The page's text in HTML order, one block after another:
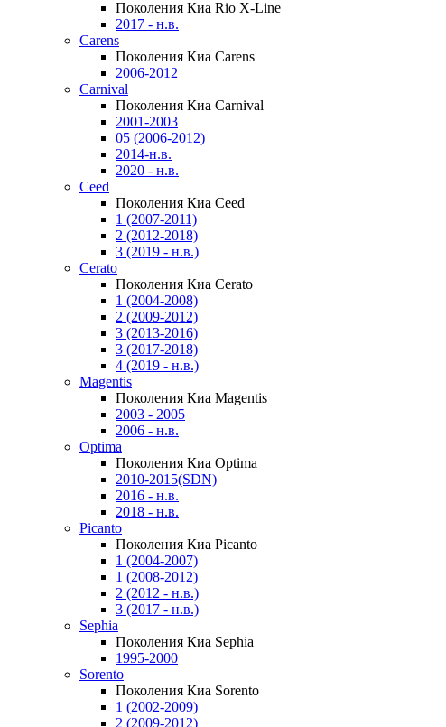
Поколения Киа Rio X-Line
2017 - н.в.
Carens
Поколения Киа Carens
2006-2012
Carnival
Поколения Киа Carnival
2001-2003
05 (2006-2012)
2014-н.в.
2020 - н.в.
Ceed
Поколения Киа Ceed
1 (2007-2011)
2 (2012-2018)
3 (2019 - н.в.)
Cerato
Поколения Киа Cerato
1 (2004-2008)
2 (2009-2012)
3 (2013-2016)
3 (2017-2018)
4 (2019 - н.в.)
Magentis
Поколения Киа Magentis
2003 - 2005
2006 - н.в.
Optima
Поколения Киа Optima
2010-2015(SDN)
2016 - н.в.
2018 - н.в.
Picanto
Поколения Киа Picanto
1 (2004-2007)
1 (2008-2012)
2 (2012 - н.в.)
3 (2017 - н.в.)
Sephia
Поколения Киа Sephia
1995-2000
Sorento
Поколения Киа Sorento
1 (2002-2009)
2 (2009-2012)